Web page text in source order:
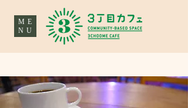
ME
NU